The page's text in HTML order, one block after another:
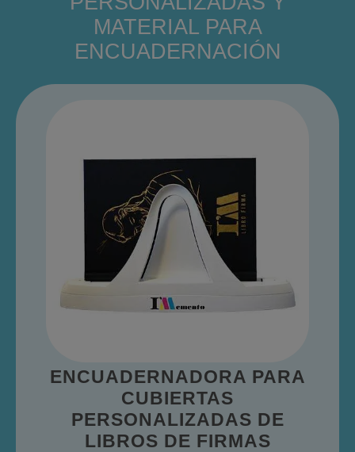
MATERIAL PARA
ENCUADERNACIÓN
ENCUADERNADORA PARA
CUBIERTAS
PERSONALIZADAS DE
LIBROS DE FIRMAS